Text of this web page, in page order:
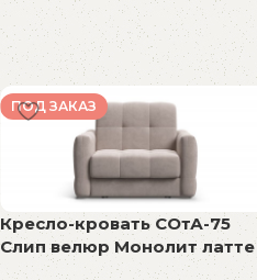
ПОД ЗАКАЗ
Кресло-кровать СОтА-75
Слип велюр Монолит латте